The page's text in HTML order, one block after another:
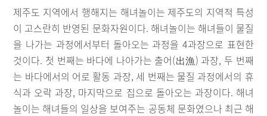
제주도 지역에서 행해지는 해녀놀이는 제주도의 지역적 특성
이 고스란히 반영된 문화자원이다. 해녀놀이는 해녀들이 물질
을 나가는 과정에서부터 돌아오는 과정을 4과장으로 표현한
것이다. 첫 번째는 바다에 나아가는 출어(出漁) 과장, 두 번째
는 바다에서의 어로 활동 과장, 세 번째는 물질 과정에서의 휴
식과 오락 과장, 마지막으로 집으로 돌아오는 과장이다. 해녀
놀이는 해녀들의 일상을 보여주는 공동체 문화였으나 최근 해